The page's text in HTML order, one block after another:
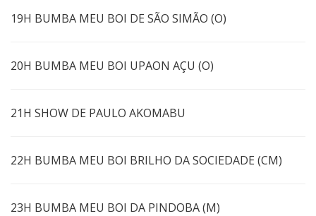
19H BUMBA MEU BOI DE SÃO SIMÃO (O)
20H BUMBA MEU BOI UPAON AÇU (O)
21H SHOW DE PAULO AKOMABU
22H BUMBA MEU BOI BRILHO DA SOCIEDADE (CM)
23H BUMBA MEU BOI DA PINDOBA (M)